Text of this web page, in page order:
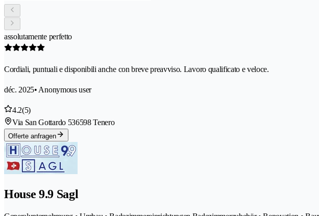
assolutamente perfetto
Cordiali, puntuali e disponibili anche con breve preavviso. Lavoro qualificato e veloce.
déc. 2025• Anonymous user
4.2(5)
Via San Gottardo 536598 Tenero
Offerte anfragen
House 9.9 Sagl